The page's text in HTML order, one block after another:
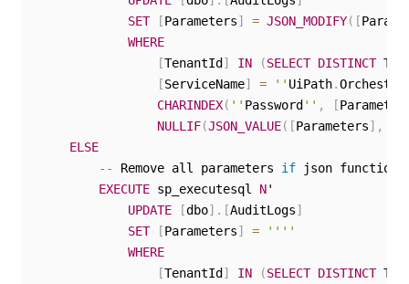
SET
[Parameters] = JSON_MODIFY( [
WHERE
[TenantId ] IN (SELECT DISTINCT
[ServiceName] = '' UiPath.
CHARINDEX( '' Password '' , [
NULLIF(JSON_VALUE( [Parameters] ,
ELSE
--
Remove all parameters if json functions
EXECUTE sp_executesql N'
UPDATE
[dbo] . [AuditLogs]
SET
[Parameters] = '' ''
WHERE
[TenantId ] IN (SELECT DISTINCT